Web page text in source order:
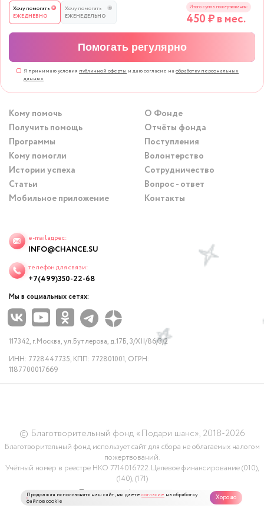
Хочу помогать
ЕЖЕДНЕВНО
Хочу помогать
ЕЖЕНЕДЕЛЬНО
Итого сумма пожертвования:
450₽ в мес.
Помогать регулярно
Я принимаю условия публичной оферты и даю согласие на обработку персональных
данных
Кому помочь
Получить помощь
Программы
Кому помогли
Истории успеха
Статьи
Мобильное приложение
О Фонде
Отчёты фонда
Поступления
Волонтерство
Сотрудничество
Вопрос - ответ
Контакты
e-mail адрес:
INFO@CHANCE.SU
телефон для связи:
+7(499)350-22-68
Мы в социальных сетях:
117342, г.Москва, ул.Бутлерова, д.17Б, 3/XII/86/3/2
ИНН: 7728447735, КПП: 772801001, ОГРН:
1187700017669
© Благотворительный фонд «Подари шанс», 2018-2026
Благотворительный фонд использует сайт для сбора не облагаемых налогом
пожертвований.
Учётный номер в реестре НКО 7714016722. Целевое финансирование (010),
(140), (171)
Политика конфидециальности
Продолжая использовать наш сайт, вы даете согласие на обработку
файлов cookie
Хорошо